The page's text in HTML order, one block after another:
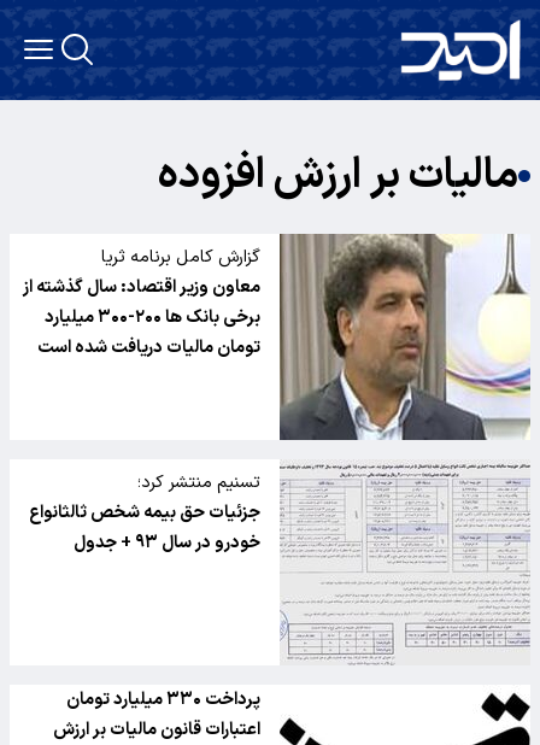
مالیات بر ارزش افزوده
گزارش کامل برنامه ثریا
معاون وزیر اقتصاد: سال گذشته از
برخی بانک ها ۲۰۰-۳۰۰ میلیارد
تومان مالیات دریافت شده است
تسنیم منتشر کرد؛
جزئیات حق بیمه شخص ثالثانواع
خودرو در سال ۹۳ + جدول
پرداخت ۳۳۰ میلیارد تومان
اعتبارات قانون مالیات بر ارزش